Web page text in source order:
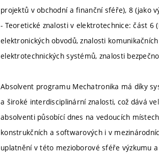
projektů v obchodní a finanční sféře), 8 (jako
- Teoretické znalosti v elektrotechnice: část 6
elektronických obvodů, znalosti
elektrotechnických systémů, znalosti
Absolvent programu Mechatronika má díky
a široké interdisciplinární znalosti, což dává
absolventi působící dnes na vedoucích
konstrukčních a softwarových i v
uplatnění v této mezioborové sféře výzkumu